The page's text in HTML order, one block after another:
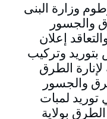
الخرطوم وزارة البنى
والجسور
إعلان
والخاص بتوريد وتركيب
الطرق
والجسور
توريد لمبات
بولاية